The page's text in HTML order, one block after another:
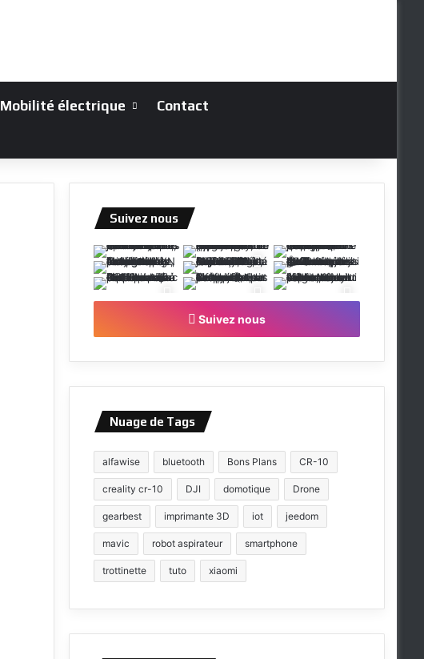
Mobilité électrique Contact
Suivez nous
Suivez nous
Nuage de Tags
alfawise bluetooth Bons Plans CR-10
creality cr-10 DJI domotique Drone
gearbest imprimante 3D iot jeedom
mavic robot aspirateur smartphone
trottinette tuto xiaomi